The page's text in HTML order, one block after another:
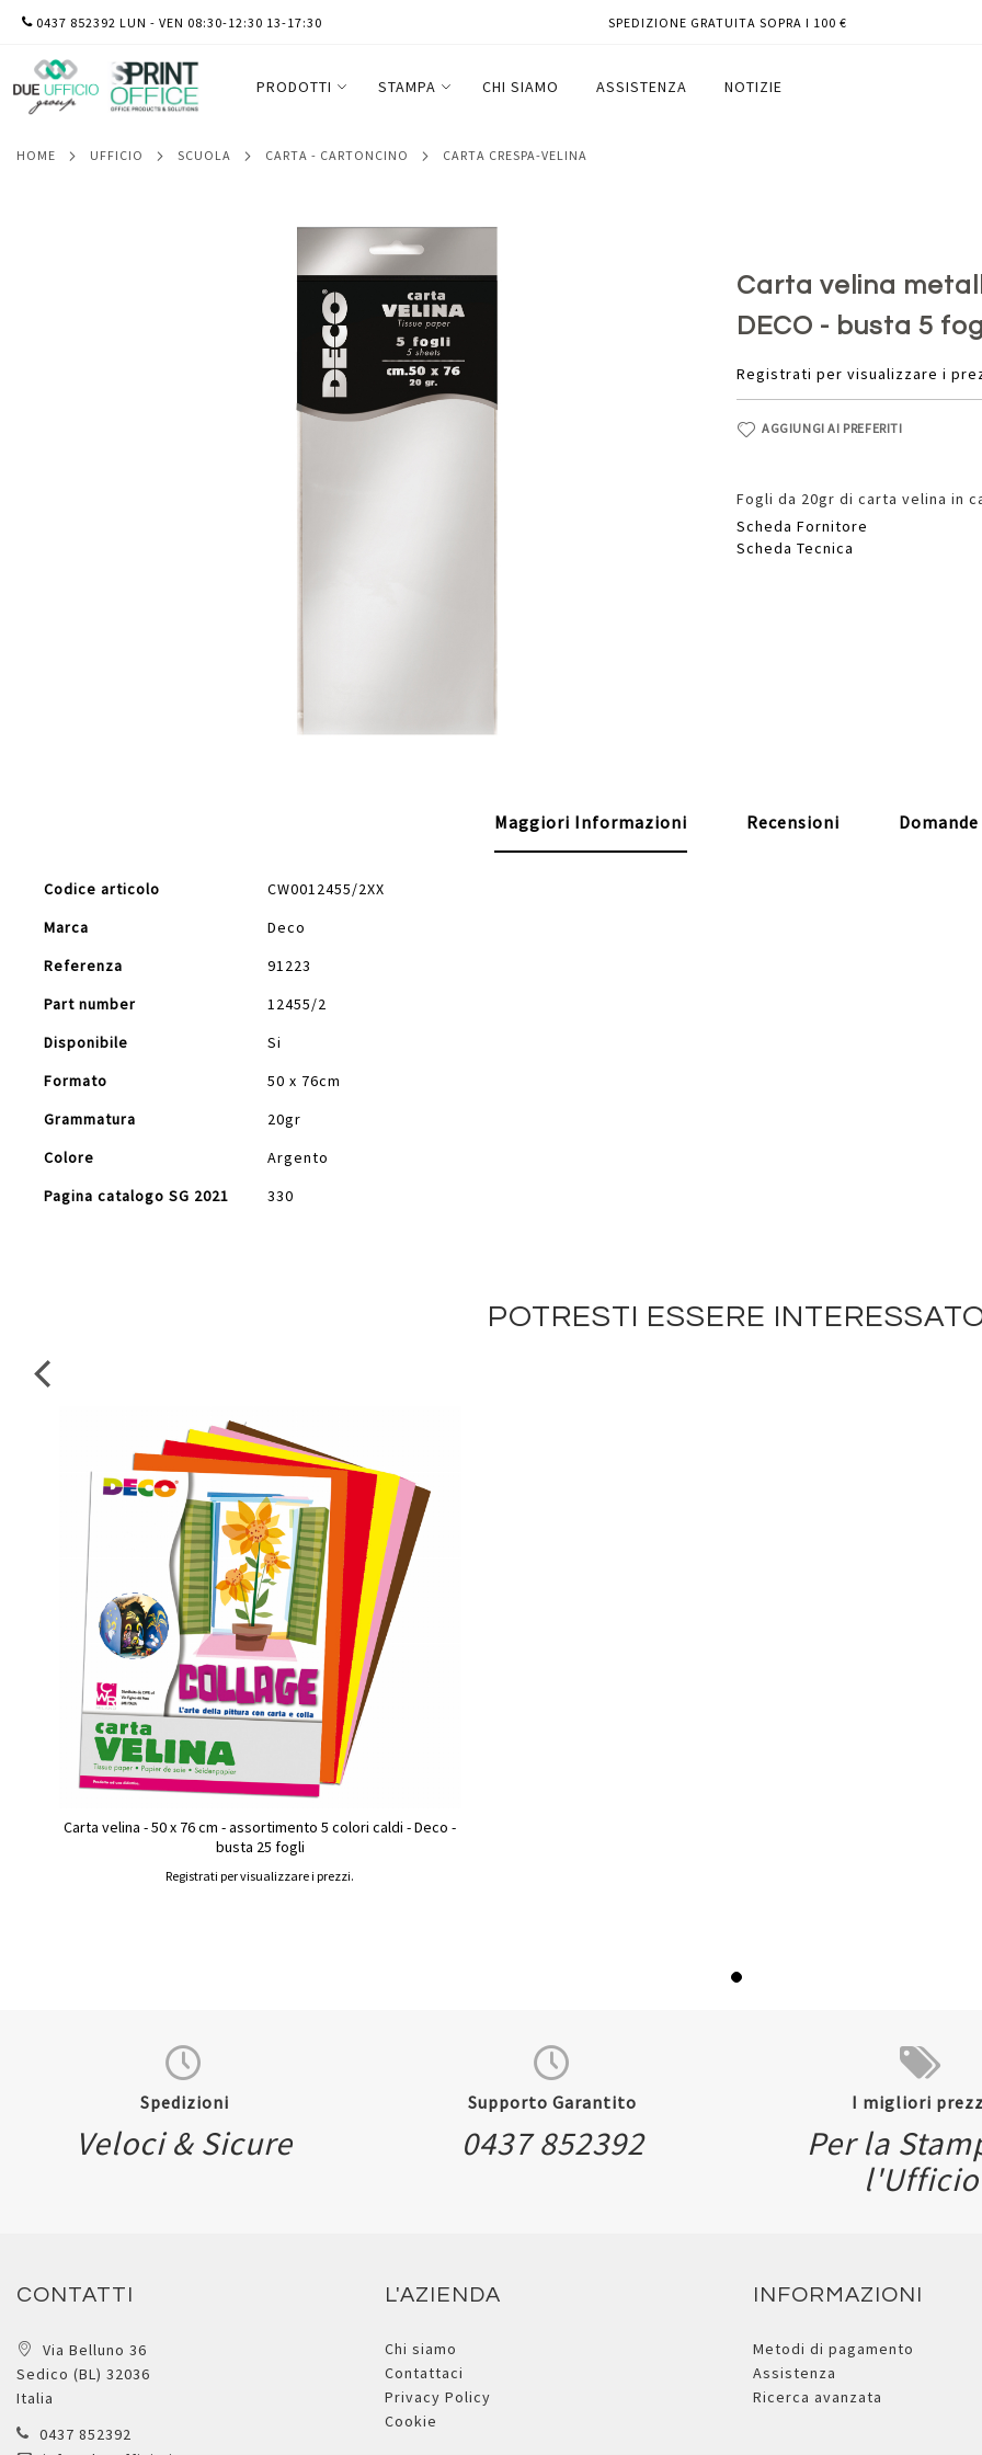
SALTA
CONTENUTO
0437 852392 LUN - VEN 08:30-12:30 13-17:30 SPEDIZIONE GRATUITA SOPRA I 100 €
PRODOTTI STAMPA CHI SIAMO ASSISTENZA NOTIZIE
HOME UFFICIO SCUOLA CARTA - CARTONCINO CARTA CRESPA-VELINA
Carta velina
DECO - busta 5
Registrati per visualizzare i
AGGIUNGI AI PREFERITI
Fogli da 20gr di carta velina in
Scheda Fornitore
Scheda Tecnica
immagini
Maggiori Informazioni
Maggiori
Codice articolo
CW0012455/2XX
Marca
Deco
Referenza
91223
Part number
12455/2
Disponibile
Si
Formato
50 x 76cm
Grammatura
20gr
Colore
Argento
Pagina catalogo SG 2021
330
Recensioni Domande
POTRESTI ESSERE
Carta velina - 50 x 76 cm - assortimento 5 colori caldi - Deco -
busta 25 fogli
Registrati per visualizzare i prezzi.
Spedizioni
Veloci & Sicure
Supporto Garantito
0437 852392
I migliori
Per la
l'Ufficio
CONTATTI
Via Belluno 36
Sedico (BL) 32036
Italia
0437 852392
L'AZIENDA
Chi siamo
Contattaci
Privacy Policy
Cookie
INFORMAZIONI
Metodi di pagamento
Assistenza
Ricerca avanzata